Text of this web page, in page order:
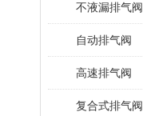
不液漏排气阀
自动排气阀
高速排气阀
复合式排气阀